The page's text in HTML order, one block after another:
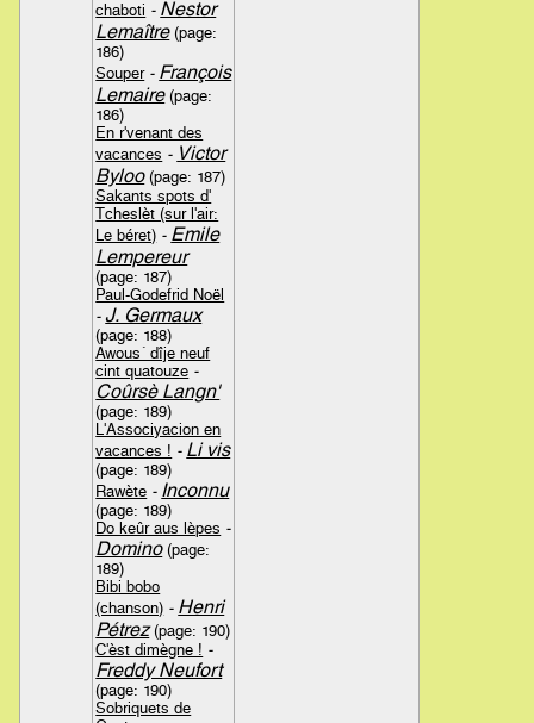
chaboti - Nestor
Lemaître(page:
186)
Souper - François
Lemaire(page:
186)
En r'venant des
vacances - Victor
Byloo(page: 187)
Sakants spots d'
Tcheslèt (sur l'air:
Le béret) - Emile
Lempereur
(page: 187)
Paul-Godefrid Noël
-J. Germaux
(page: 188)
Awous´ dîje neuf
cint quatouze -
Coûrsè Langn'
(page: 189)
L'Associyacion en
vacances ! - Li vis
(page: 189)
Rawète - Inconnu
(page: 189)
Do keûr aus lèpes -
Domino(page:
189)
Bibi bobo
(chanson) - Henri
Pétrez(page: 190)
C'èst dimègne ! -
Freddy Neufort
(page: 190)
Sobriquets de